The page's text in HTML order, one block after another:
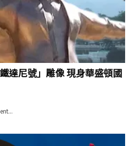
達尼號」雕像 現身華盛頓國